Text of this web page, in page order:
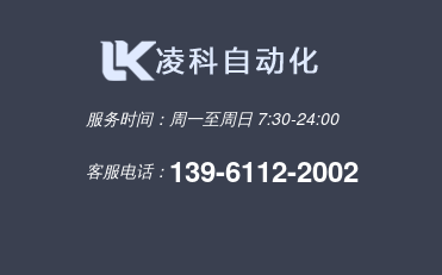
服务时间： 周一至周日 7:30-24:00
客服电话： 139-6112-2002